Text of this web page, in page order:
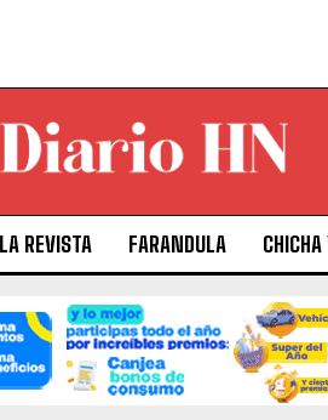
REVISTA FARANDULA